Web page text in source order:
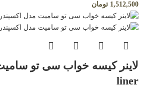
1,512,500 تومان
liner